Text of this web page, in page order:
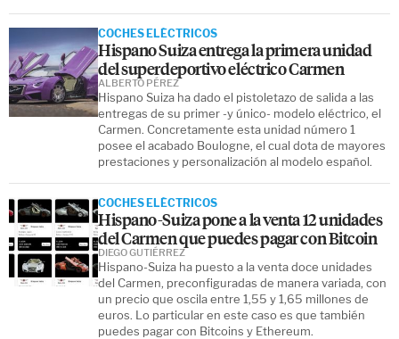
COCHES ELÉCTRICOS
Hispano Suiza entrega la primera unidad
del superdeportivo eléctrico Carmen
Hispano Suiza ha dado el pistoletazo de salida a las
entregas de su primer -y único- modelo eléctrico, el
Carmen. Concretamente esta unidad número 1
posee el acabado Boulogne, el cual dota de mayores
prestaciones y personalización al modelo español.
ALBERTO PÉREZ
COCHES ELÉCTRICOS
Hispano-Suiza pone a la venta 12 unidades
del Carmen que puedes pagar con Bitcoin
Hispano-Suiza ha puesto a la venta doce unidades
del Carmen, preconfiguradas de manera variada, con
un precio que oscila entre 1,55 y 1,65 millones de
euros. Lo particular en este caso es que también
puedes pagar con Bitcoins y Ethereum.
DIEGO GUTIÉRREZ